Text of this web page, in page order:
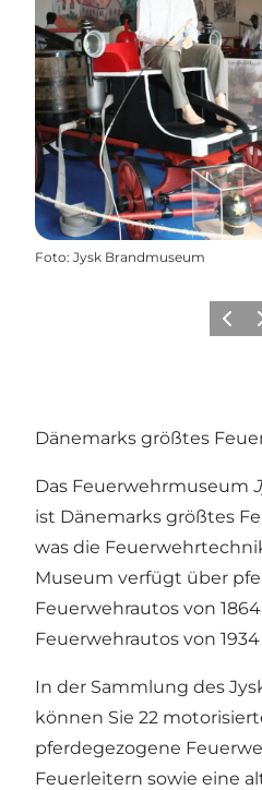
Foto: Jysk Brandmuseum
Zurück
Dänemarks größtes
Das Feuerwehrmuseum
ist Dänemarks größtes
was die
Museum verfügt über
Feuerwehrautos von 1864
Feuerwehrautos von 1934
In der Sammlung des
können Sie 22
pferdegezogene
Feuerleitern sowie eine